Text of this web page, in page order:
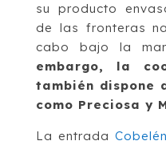
su producto
de las fronteras
cabo bajo la
embargo, la
también dispone
como Preciosa y
La entrada